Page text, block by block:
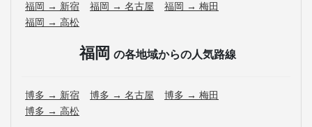
福岡 → 新宿 福岡 → 名古屋
福岡 → 梅田
福岡 → 高松
福岡 の各地域からの人気路線
博多 → 新宿 博多 → 名古屋
博多 → 梅田
博多 → 高松